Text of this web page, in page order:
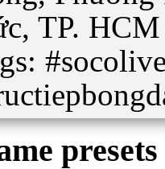
TP. HCM
presets